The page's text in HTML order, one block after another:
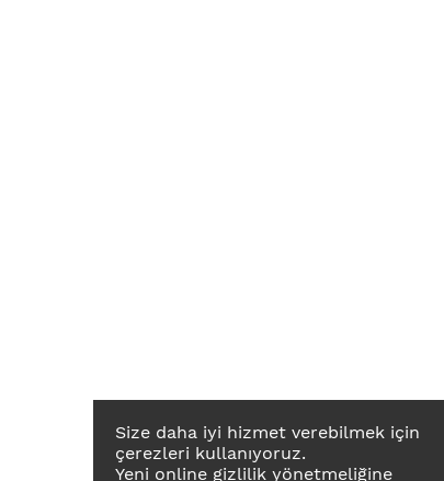
Size daha iyi hizmet verebilmek için
çerezleri kullanıyoruz.
Yeni online gizlilik yönetmeliğine